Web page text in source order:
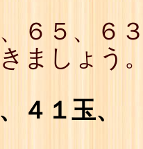
６５、６
ましょう
４１玉、